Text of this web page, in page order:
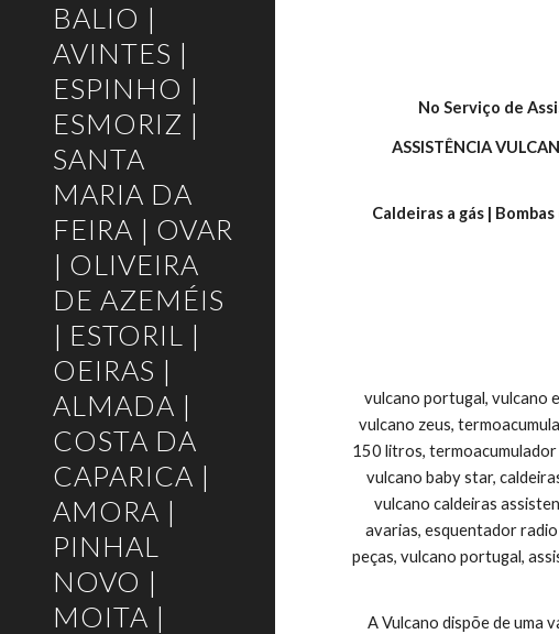
BALIO |
AVINTES |
ESPINHO |
ESMORIZ |
SANTA
MARIA DA
FEIRA | OVAR
| OLIVEIRA
DE AZEMÉIS
| ESTORIL |
OEIRAS |
ALMADA |
COSTA DA
CAPARICA |
AMORA |
PINHAL
NOVO |
MOITA |
No Serviço de
ASSISTÊNCIA
Caldeiras a gás |
vulcano portugal, vulcano
vulcano zeus,
150 litros,
vulcano baby star,
vulcano caldeiras
avarias, esquentador
peças, vulcano portugal,
A Vulcano dispõe de uma